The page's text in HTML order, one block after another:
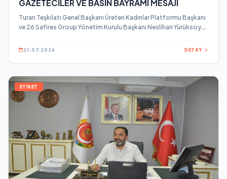
GAZETECİLER VE BASIN BAYRAMI MESAJI
Turan Teşkilatı Genel Başkanı Üreten Kadınlar Platformu Başkanı
ve 26 Safires Group Yönetim Kurulu Başkanı Neslihan Yürüksoy,
yayınladı.
21.07.2026 DETAY
ETİKET